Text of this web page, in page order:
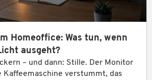
Homeoffice: Was tun, wenn
ausgeht?
– und dann: Stille. Der Monitor
Kaffeemaschine verstummt, das